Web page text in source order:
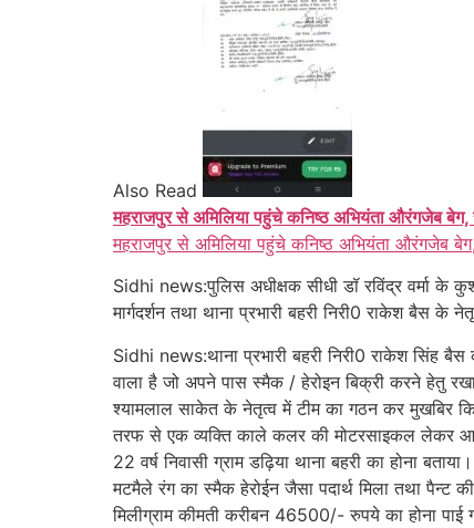
Also Read
महराजपुर से अमिलिया पहुंचे कनिष्ठ अभियंता औरंगजेब
महराजपुर से अमिलिया पहुंचे कनिष्ठ अभियंता औरंगजेब
Sidhi news:पुलिस अधीक्षक सीधी डॉ रविंद्र वर्मा के
मार्गदर्शन तथा थाना प्रभारी बहरी निरी0 राकेश बैस के
Sidhi news:थाना प्रभारी बहरी निरी0 राकेश सिंह
वाला है जो अपने पास स्मैक / हेरोइन बिक्री करने हेतु रखा
श्यामलाल साकेत के नेतृत्व में टीम का गठन कर मुखबिर कि
तरफ से एक व्यक्ति काले कलर की मोटरसाइकल लेकर आते
22 वर्ष निवासी ग्राम डढ़िया थाना बहरी का होना
मटमैले रंग का स्मैक हेरोईन जैसा पदार्थ मिला तथा
मिलीग्राम कीमती करीबन 46500/- रुपये का होना